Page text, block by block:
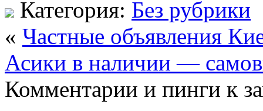
Категория: Без рубрики
« Частные объявления
Асики в наличии —
Комментарии и пинги к